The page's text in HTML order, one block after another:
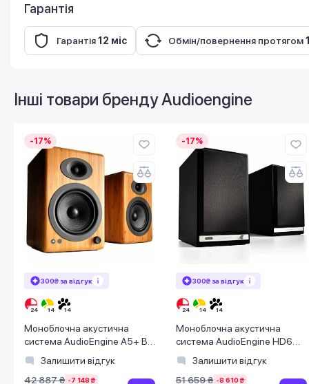
Гарантія
Гарантія12 міс Обмін/повернення протягом
Інші товари брендуAudioengine
-17%
300₴ за відгук
Моноблочна акустична
система AudioEngine A5+ BT
Bamboo
Залишити відгук
42 887 ₴ -7 148 ₴
-17%
300₴ за відгук
Моноблочна акустична
система AudioEngine HD6
Black
Залишити відгук
51 659 ₴ -8 610 ₴